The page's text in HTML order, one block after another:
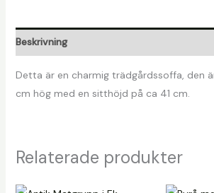
Beskrivning
Detta är en charmig trädgårdssoffa, den
cm hög med en sitthöjd på ca 41 cm.
Relaterade produkter